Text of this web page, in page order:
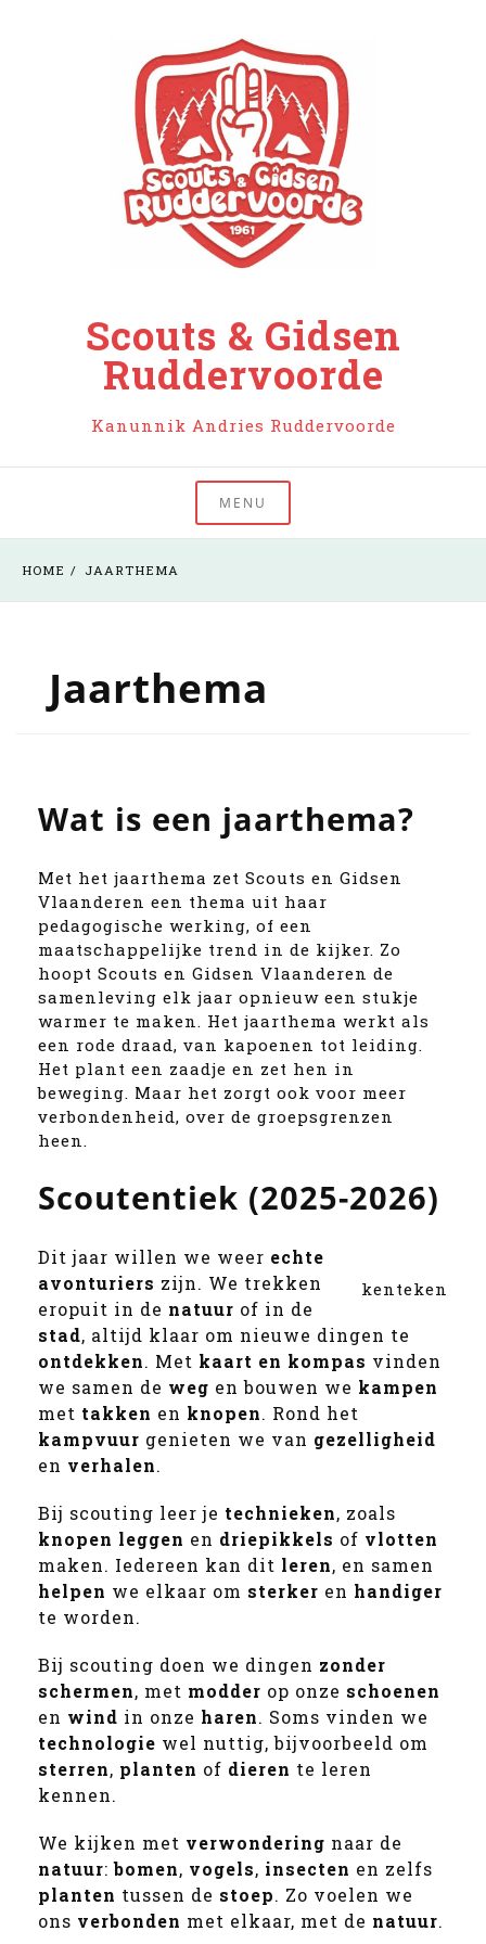
Scouts & Gidsen
Ruddervoorde
Kanunnik Andries Ruddervoorde
MENU
HOME JAARTHEMA
Jaarthema
Wat is een jaarthema?
Met het jaarthema zet Scouts en Gidsen
Vlaanderen een thema uit haar
pedagogische werking, of een
maatschappelijke trend in de kijker. Zo
hoopt Scouts en Gidsen Vlaanderen de
samenleving elk jaar opnieuw een stukje
warmer te maken. Het jaarthema werkt als
een rode draad, van kapoenen tot leiding.
Het plant een zaadje en zet hen in
beweging. Maar het zorgt ook voor meer
verbondenheid, over de groepsgrenzen
heen.
Scoutentiek (2025-2026)
kenteken
Dit jaar willen we weer echte
avonturiers zijn. We trekken
eropuit in de natuur of in de
stad, altijd klaar om nieuwe dingen te
ontdekken. Met kaart en kompas vinden
we samen de weg en bouwen we kampen
met takken en knopen. Rond het
kampvuur genieten we van gezelligheid
en verhalen.
Bij scouting leer je technieken, zoals
knopen leggen en driepikkels of vlotten
maken. Iedereen kan dit leren, en samen
helpen we elkaar om sterker en handiger
te worden.
Bij scouting doen we dingen zonder
schermen, met modder op onze schoenen
en wind in onze haren. Soms vinden we
technologie wel nuttig, bijvoorbeeld om
sterren, planten of dieren te leren
kennen.
We kijken met verwondering naar de
natuur:bomen, vogels, insecten en zelfs
planten tussen de stoep. Zo voelen we
ons verbonden met elkaar, met de natuur.